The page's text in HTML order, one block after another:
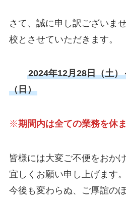
さて、誠に申し訳ございま
校とさせていただきます。
2024年12月28日（土
（日）
※期間内は全ての業務を休
皆様には大変ご不便をおか
宜しくお願い申し上げます。
今後も変わらぬ、ご厚誼の